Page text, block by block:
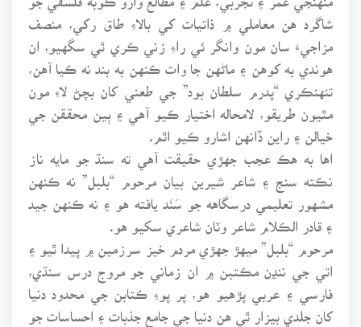
شاگرد هن معاملي ۾ ذاتيات کي بالاءِ طاق رکي، منصف
مزاجيءَ سان مون وانگر ئي راءِ زني ڪري ٿي سگهيو، ان
هوندي به کوهن ۽ ماڻهن جا وات ڪنهن به بند نه ڪيا آهن،
تنهنڪري “پدرم سلطان بود” جي طعني کان بچڻ لاءِ مون
مٿيون طريقو، لامحاله اختيار ڪيو آهي ۽ ٻين محققن جي
خيالن ۽ راين ڏانهن اشارو ڪيو اٿم.
اها به هڪ عجب جهڙي حقيقت آهي ته سنڌ جو مايه ناز
نڪته سنج ۽ شاعر شيرين بيان مرحوم “بلبل” نه ڪنهن
مشهور تعليمي درسگاهه جو سَنَد يافته هو ۽ نه ڪنهن جيد
۽ قادر الڪلام شاعر وٽان شاعري سکيو هو.
مرحوم “بلبل” ميهڙ جهڙي مردم خيز سرزمين ۾ پيدا ٿيو ۽
اتي جي ننڍن مڪتبن ۾ ان زماني جو مروج درس سنڌي،
فارسي ۽ عربي پڙهيو هو، پر پوءِ ڪتابن جي محدود دنيا
کان جلدي بيزار ٿي هن دنيا جي جامع جذبات ۽ احساسات جو